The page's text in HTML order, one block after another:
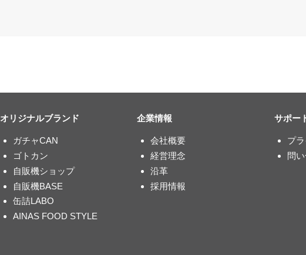
オリジナルブランド
ガチャCAN
ゴトカン
自販機ショップ
自販機BASE
缶詰LABO
AINAS FOOD STYLE
企業情報
会社概要
経営理念
沿革
採用情報
サポー
プ
問